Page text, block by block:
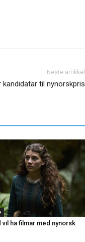
Neste artikkel
kandidatar til nynorskpris
vil ha filmar med nynorsk